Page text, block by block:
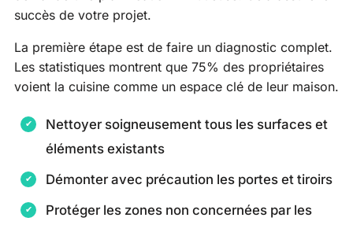
succès de votre projet.
La première étape est de faire un diagnostic complet.
Les statistiques montrent que 75% des propriétaires
voient la cuisine comme un espace clé de leur maison.
Nettoyer soigneusement tous les surfaces et
éléments existants
Démonter avec précaution les portes et tiroirs
Protéger les zones non concernées par les